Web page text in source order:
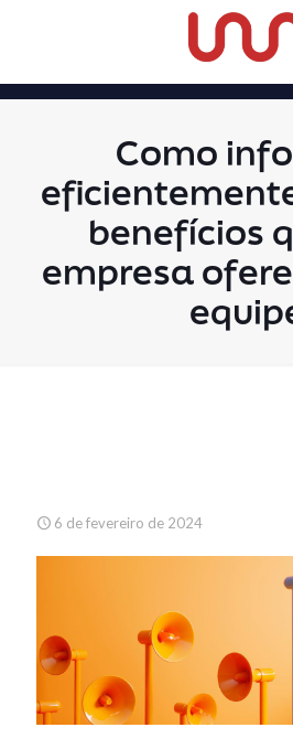
Como
benefícios
empresa
6 de fevereiro de 2024